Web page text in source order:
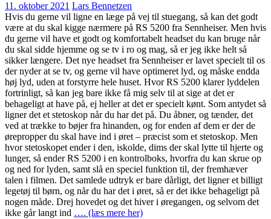
11. oktober 2021 Lars Bennetzen
Hvis du gerne vil ligne en læge på vej til stuegang, så kan det godt
være at du skal kigge nærmere på RS 5200 fra Sennheiser. Men hvis
du gerne vil have et godt og komfortabelt headset du kan bruge når
du skal sidde hjemme og se tv i ro og mag, så er jeg ikke helt så
sikker længere. Det nye headset fra Sennheiser er lavet specielt til os
der nyder at se tv, og gerne vil have optimeret lyd, og måske endda
høj lyd, uden at forstyrre hele huset. Hvor RS 5200 klarer lyddelen
fortrinligt, så kan jeg bare ikke få mig selv til at sige at det er
behageligt at have på, ej heller at det er specielt kønt. Som antydet så
ligner det et stetoskop når du har det på. Du åbner, og tænder, det
ved at trække to bøjer fra hinanden, og for enden af dem er der de
ørepropper du skal have ind i øret – præcist som et stetoskop. Men
hvor stetoskopet ender i den, iskolde, dims der skal lytte til hjerte og
lunger, så ender RS 5200 i en kontrolboks, hvorfra du kan skrue op
og ned for lyden, samt slå en speciel funktion til, der fremhæver
talen i filmen. Det samlede udtryk er bare dårligt, det ligner et billigt
legetøj til børn, og når du har det i øret, så er det ikke behageligt på
nogen måde. Drej hovedet og det hiver i øregangen, og selvom det
ikke går langt ind …. (læs mere her)